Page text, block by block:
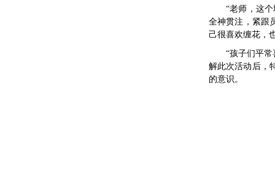
“老师，这
全神贯注，紧跟
己很喜欢缠花，
“孩子们平
解此次活动后，
的意识。